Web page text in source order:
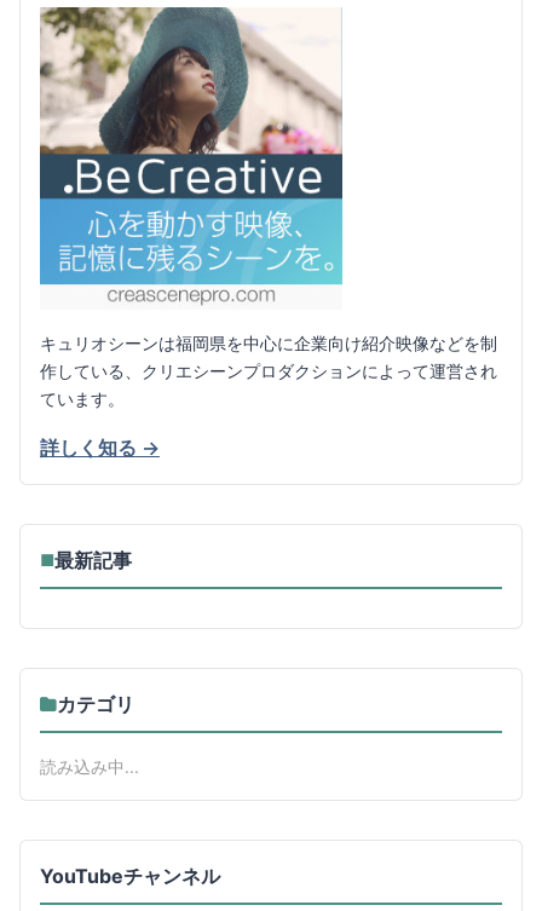
キュリオシーンは福岡県を中心に企業向け紹介映像などを制
作している、クリエシーンプロダクションによって運営され
ています。
詳しく知る →
■最新記事
カテゴリ
読み込み中...
YouTubeチャンネル